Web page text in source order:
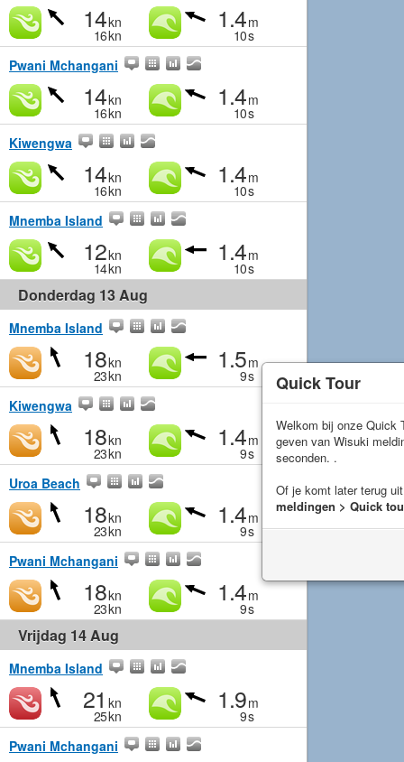
14kn
16kn
1.4m
10s
Pwani Mchangani
14kn
16kn
1.4m
10s
Kiwengwa
14kn
16kn
1.4m
10s
Mnemba Island
12kn
14kn
1.4m
10s
Donderdag 13 Aug
Mnemba Island
18kn
23kn
1.5m
9s
Kiwengwa
18kn
23kn
1.4m
9s
Uroa Beach
18kn
23kn
1.4m
9s
Pwani Mchangani
18kn
23kn
1.4m
9s
Vrijdag 14 Aug
Mnemba Island
21 kn
25kn
1.9m
9s
Pwani Mchangani
Quick Tour
Welkom bij onze Quick
geven van Wisuki
seconden. .
Of je komt later terug
meldingen > Quick